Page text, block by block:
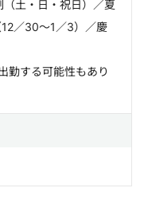
（土・日・祝日）／夏
／30～1／3）／慶
勤する可能性もあり